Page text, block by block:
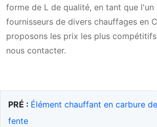
forme de L de qualité, en tant que l'un
fournisseurs de divers chauffages en
proposons les prix les plus
nous contacter.
PRÉ : Élément chauffant en carbure
fente